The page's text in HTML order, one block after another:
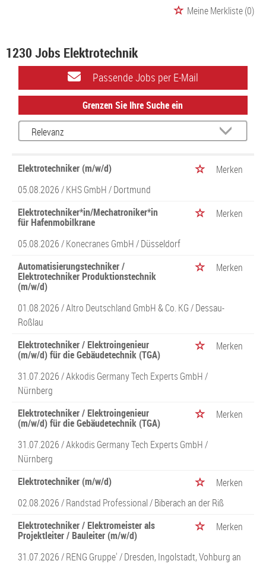
Meine Merkliste(0)
1230 Jobs Elektrotechnik
Passende Jobs per E-Mail
Grenzen Sie Ihre Suche ein
Elektrotechniker (m/w/d)
Merken
05.08.2026 /KHS GmbH/ Dortmund
Elektrotechniker*in/Mechatroniker*in
für Hafenmobilkrane
Merken
05.08.2026 /Konecranes GmbH/ Düsseldorf
Automatisierungstechniker /
Elektrotechniker Produktionstechnik
(m/w/d)
Merken
01.08.2026 /Altro Deutschland GmbH & Co. KG/ Dessau-
Roßlau
Elektrotechniker / Elektroingenieur
(m/w/d) für die Gebäudetechnik (TGA)
Merken
31.07.2026 /Akkodis Germany Tech Experts GmbH/
Nürnberg
Elektrotechniker / Elektroingenieur
(m/w/d) für die Gebäudetechnik (TGA)
Merken
31.07.2026 /Akkodis Germany Tech Experts GmbH/
Nürnberg
Elektrotechniker (m/w/d)
Merken
02.08.2026 /Randstad Professional/ Biberach an der Riß
Elektrotechniker / Elektromeister als
Projektleiter / Bauleiter (m/w/d)
Merken
31.07.2026 /RENG Gruppe'/ Dresden, Ingolstadt, Vohburg an